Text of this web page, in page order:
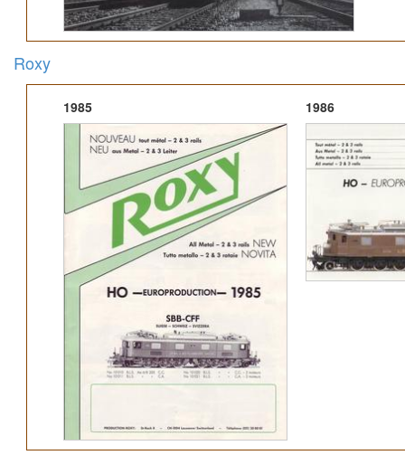
Roxy
1985 1986